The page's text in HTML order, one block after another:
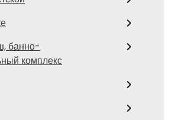
банно-
комплекс